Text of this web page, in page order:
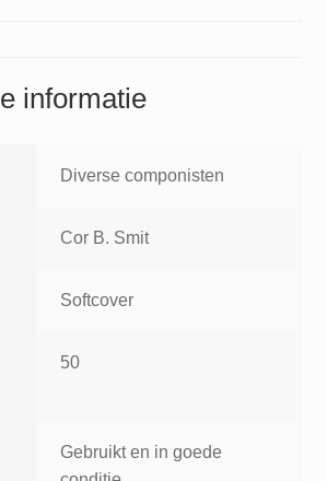
informatie
Diverse componisten
Cor B. Smit
Softcover
50
Gebruikt en in goede